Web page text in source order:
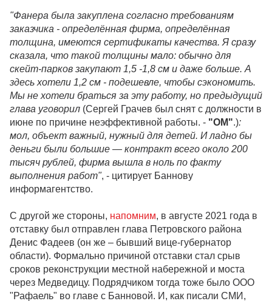
"Фанера была закуплена согласно требованиям
заказчика - определённая фирма, определённая
толщина, имеются сертификаты качества. Я сразу
сказала, что такой толщины мало: обычно для
скейт-парков закупают 1,5 -1,8 см и даже больше. А
здесь хотели 1,2 см - подешевле, чтобы сэкономить.
Мы не хотели браться за эту работу, но предыдущий
глава уговорил (Сергей Грачев был снят с должности в
июне по причине неэффективной работы. - "ОМ".):
мол, объект важный, нужный для детей. И ладно бы
деньги были большие — контракт всего около 200
тысяч рублей, фирма вышла в ноль по факту
выполнения работ", - цитирует Баннову
информагентство.
С другой же стороны, напомним, в августе 2021 года в
отставку был отправлен глава Петровского района
Денис Фадеев (он же – бывший вице-губернатор
области). Формально причиной отставки стал срыв
сроков реконструкции местной набережной и моста
через Медведицу. Подрядчиком тогда тоже было ООО
"Рафаель" во главе с Банновой. И, как писали СМИ,